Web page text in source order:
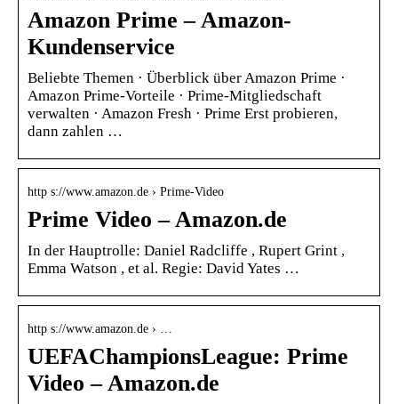
Amazon Prime – Amazon-
Kundenservice
Beliebte Themen · Überblick über Amazon Prime ·
Amazon Prime-Vorteile · Prime-Mitgliedschaft
verwalten · Amazon Fresh · Prime Erst probieren,
dann zahlen …
http s://www.amazon.de › Prime-Video
Prime Video – Amazon.de
In der Hauptrolle: Daniel Radcliffe , Rupert Grint ,
Emma Watson , et al. Regie: David Yates …
http s://www.amazon.de › …
UEFAChampionsLeague: Prime
Video – Amazon.de